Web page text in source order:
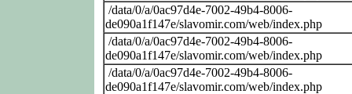
/data/0/a/0ac97d4e-7002-49b4-8006-
de090a1f147e/slavomir.com/web/index.php
/data/0/a/0ac97d4e-7002-49b4-8006-
de090a1f147e/slavomir.com/web/index.php
/data/0/a/0ac97d4e-7002-49b4-8006-
de090a1f147e/slavomir.com/web/index.php